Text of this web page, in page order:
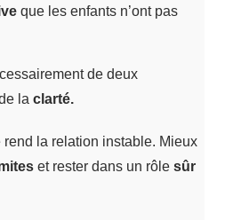
que les enfants n’ont pas
de deux
la clarté.
rend la relation instable. Mieux
et rester dans un rôle sûr